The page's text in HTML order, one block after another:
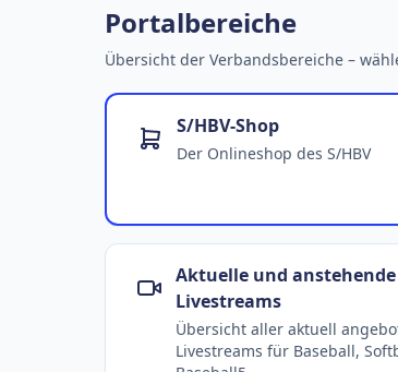
Portalbereiche
Übersicht der Verbandsbereiche –
S/HBV-Shop
Der Onlineshop des S/HBV
Aktuelle und anstehende
Livestreams
Übersicht aller aktuell
Livestreams für Baseball,